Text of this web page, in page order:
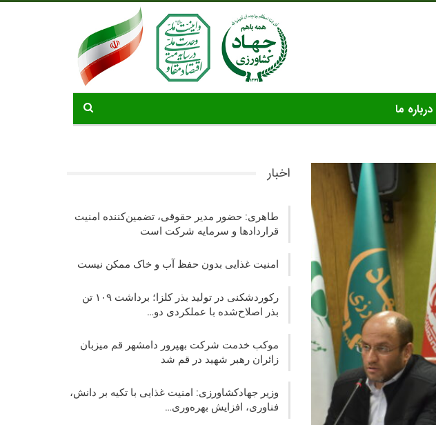
درباره ما
اخبار
طاهری: حضور مدیر حقوقی، تضمین‌کننده امنیت
قراردادها و سرمایه شرکت‌ است
امنیت غذایی بدون حفظ آب و خاک ممکن نیست
رکوردشکنی در تولید بذر کلزا؛ برداشت ۱۰۹ تن
بذر اصلاح‌شده با عملکردی دو…
موکب خدمت شرکت بهپرور دامشهر قم میزبان
زائران رهبر شهید در قم شد
وزیر جهادکشاورزی: امنیت غذایی با تکیه بر دانش،
فناوری، افزایش بهره‌وری…